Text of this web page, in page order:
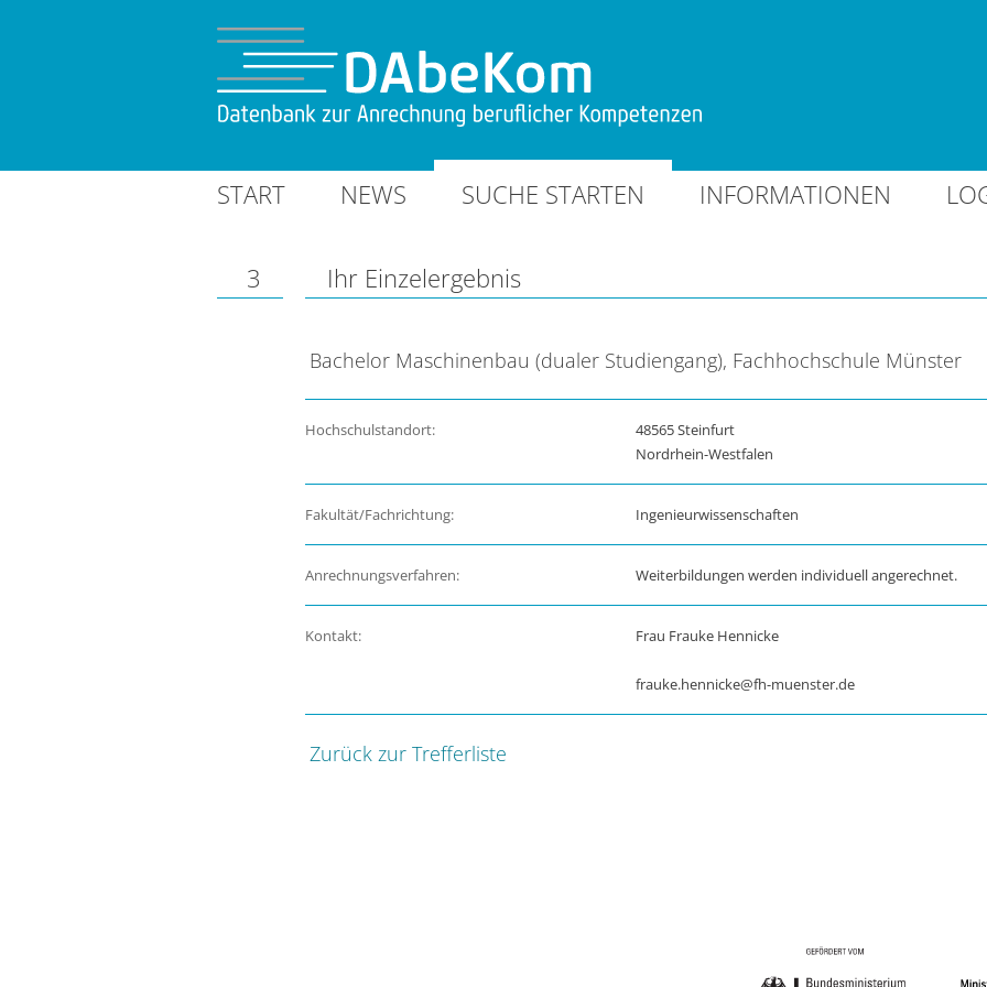
START NEWS SUCHE STARTEN INFORMATIONEN
3 Ihr Einzelergebnis
Bachelor Maschinenbau (dualer Studiengang), Fachhochschule Münster
Hochschulstandort:
48565 Steinfurt
Nordrhein-Westfalen
Fakultät/Fachrichtung: Ingenieurwissenschaften
Anrechnungsverfahren: Weiterbildungen werden individuell angerechnet.
Kontakt: Frau Frauke Hennicke
frauke.hennicke@fh-muenster.de
Zurück zur Trefferliste